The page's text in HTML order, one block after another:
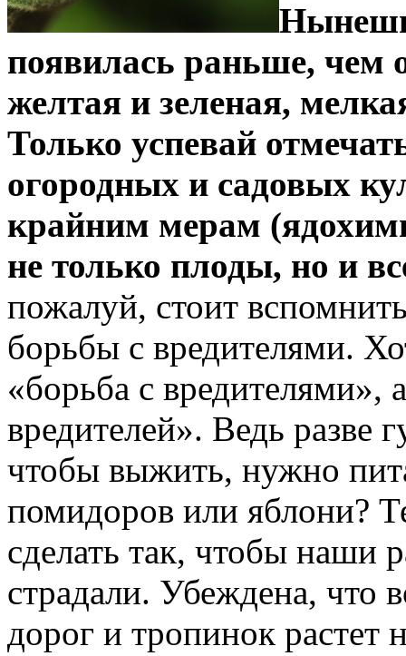
появилась раньше, чем
желтая и зеленая,
Только успевай
огородных и садовых
крайним мерам
не только плоды, но и
пожалуй, стоит
борьбы с вредителями.
«борьба с вредителями»,
вредителей». Ведь разве
чтобы выжить, нужно
помидоров или яблони?
сделать так, чтобы наши
страдали. Убеждена, что
дорог и тропинок